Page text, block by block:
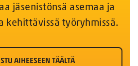
jäsenistönsä asemaa ja
kehittävissä työryhmissä.
AIHEESEEN TÄÄLTÄ